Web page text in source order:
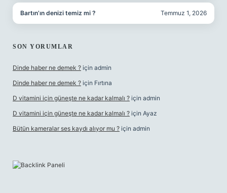
Bartın’ın denizi temiz mi ? Temmuz 1, 2026
SON YORUMLAR
Dinde haber ne demek ? için admin
Dinde haber ne demek ? için Fırtına
D vitamini için güneşte ne kadar kalmalı ? için admin
D vitamini için güneşte ne kadar kalmalı ? için Ayaz
Bütün kameralar ses kaydı alıyor mu ? için admin